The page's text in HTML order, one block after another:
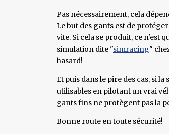
Pas nécessairement, cela
Le but des gants est de
vite. Si cela se produit, ce n'est
simulation dite "simracing"
hasard!
Et puis dans le pire des cas, si
utilisables en pilotant un vrai
gants fins ne protègent pas la
Bonne route en toute sécurité!